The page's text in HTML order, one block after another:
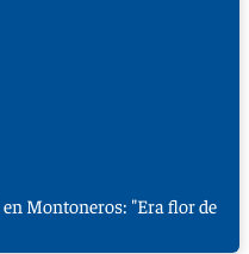
Montoneros: "Era flor de